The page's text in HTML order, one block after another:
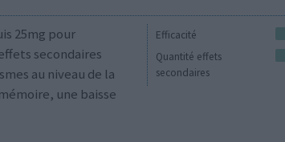
Efficacité
Quantité effets
secondaires
25mg pour
secondaires
au niveau de la
une baisse